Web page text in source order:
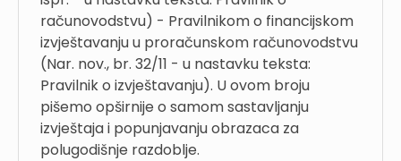
računovodstvu) - Pravilnikom o financijskom
izvještavanju u proračunskom računovodstvu
(Nar. nov., br. 32/11 - u nastavku teksta:
Pravilnik o izvještavanju). U ovom broju
pišemo opširnije o samom sastavljanju
izvještaja i popunjavanju obrazaca za
polugodišnje razdoblje.